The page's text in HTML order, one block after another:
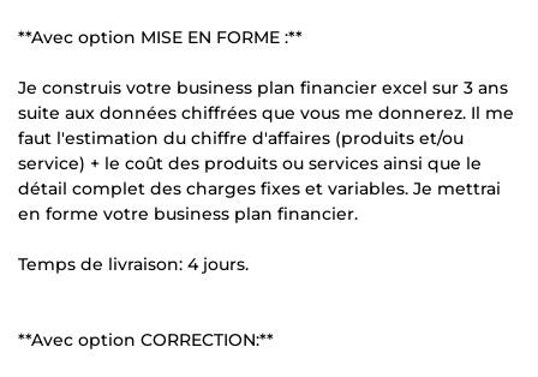
**Avec option MISE EN FORME :**
Je construis votre business plan financier excel sur 3 ans
suite aux données chiffrées que vous me donnerez. Il me
faut l'estimation du chiffre d'affaires (produits et/ou
service) + le coût des produits ou services ainsi que le
détail complet des charges fixes et variables. Je mettrai
en forme votre business plan financier.
Temps de livraison: 4 jours.
**Avec option CORRECTION:**